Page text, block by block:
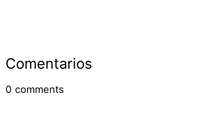
Comentarios
0 comments